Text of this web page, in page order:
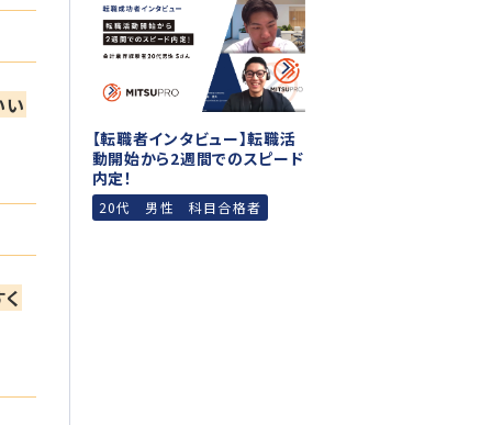
【転職者インタビュー】転職活
動開始から2週間でのスピード
内定！
20代 男性 科目合格者
い